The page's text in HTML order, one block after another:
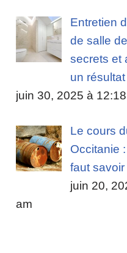
Entretien
de salle
secrets et
un
juin 30, 2025 à
Le cours
Occitanie :
faut savoir
juin 20,
am